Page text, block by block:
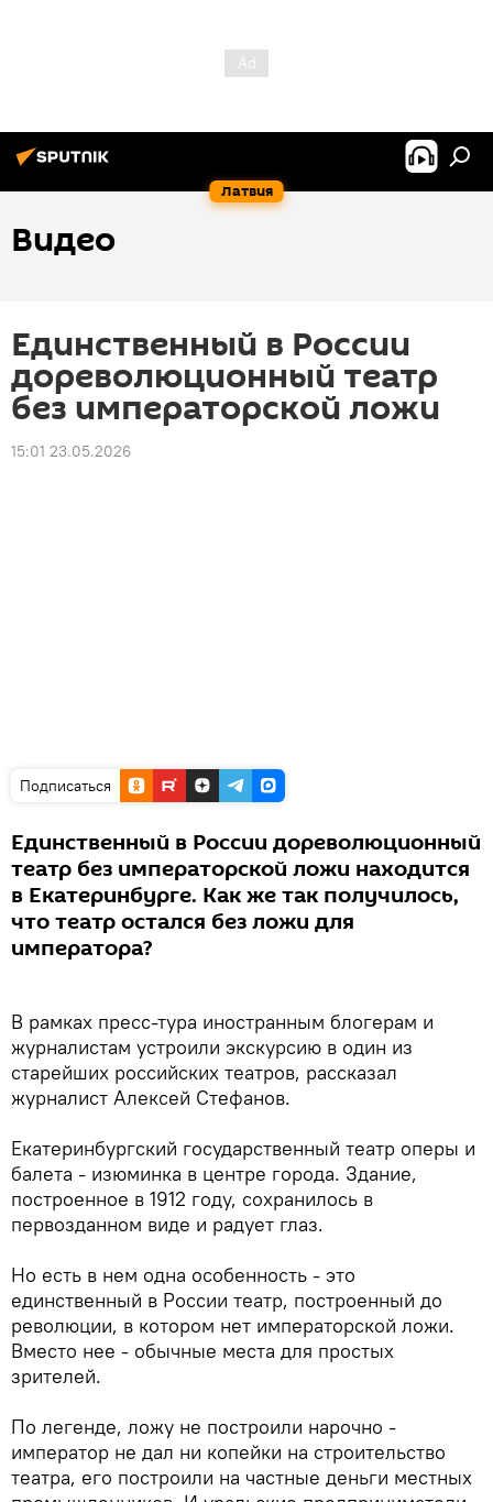
Латвия
Видео
Единственный в России
дореволюционный театр
без императорской ложи
15:01 23.05.2026
Подписаться
Единственный в России дореволюционный
театр без императорской ложи находится
в Екатеринбурге. Как же так получилось,
что театр остался без ложи для
императора?
В рамках пресс-тура иностранным блогерам и
журналистам устроили экскурсию в один из
старейших российских театров, рассказал
журналист Алексей Стефанов.
Екатеринбургский государственный театр оперы и
балета - изюминка в центре города. Здание,
построенное в 1912 году, сохранилось в
первозданном виде и радует глаз.
Но есть в нем одна особенность - это
единственный в России театр, построенный до
революции, в котором нет императорской ложи.
Вместо нее - обычные места для простых
зрителей.
По легенде, ложу не построили нарочно -
император не дал ни копейки на строительство
театра, его построили на частные деньги местных